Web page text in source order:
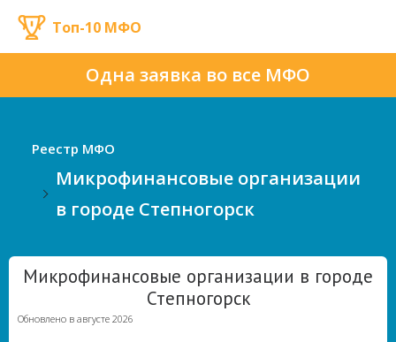
Одна заявка во все МФО
Топ-10 МФО
Реестр МФО
Микрофинансовые организации
в городе Степногорск
Микрофинансовые организации в городе
Степногорск
Обновлено в августе 2026